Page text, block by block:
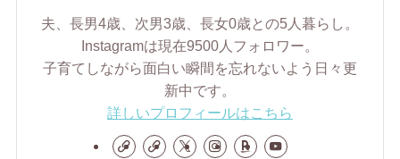
夫、長男4歳、次男3歳、長女0歳との5人暮らし。
Instagramは現在9500人フォロワー。
子育てしながら面白い瞬間を忘れないよう日々更
新中です。
詳しいプロフィールはこちら